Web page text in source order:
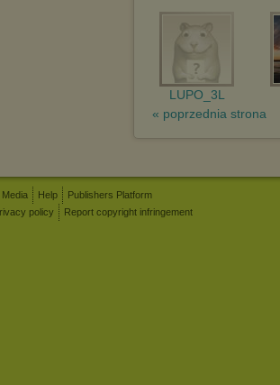
LUPO_3L
« poprzednia strona
Media Help
Publishers Platform
policy Report copyright infringement